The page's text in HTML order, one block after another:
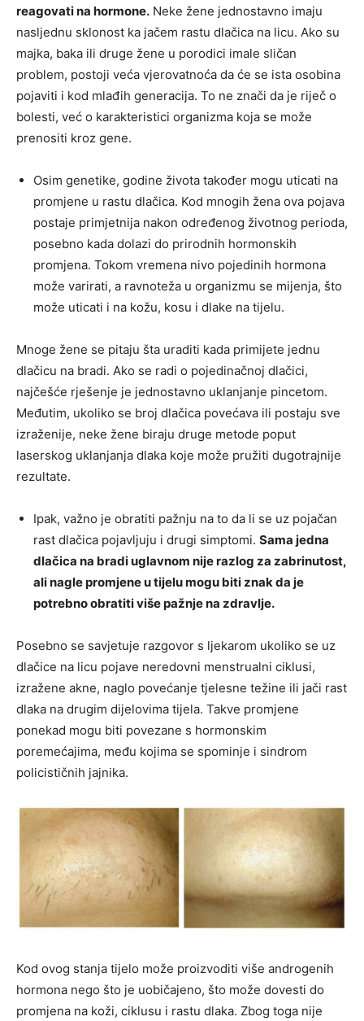
reagovati na hormone. Neke žene jednostavno imaju
nasljednu sklonost ka jačem rastu dlačica na licu. Ako su
majka, baka ili druge žene u porodici imale sličan
problem, postoji veća vjerovatnoća da će se ista osobina
pojaviti i kod mlađih generacija. To ne znači da je riječ o
bolesti, već o karakteristici organizma koja se može
prenositi kroz gene.
Osim genetike, godine života također mogu uticati na
promjene u rastu dlačica. Kod mnogih žena ova pojava
postaje primjetnija nakon određenog životnog perioda,
posebno kada dolazi do prirodnih hormonskih
promjena. Tokom vremena nivo pojedinih hormona
može varirati, a ravnoteža u organizmu se mijenja, što
može uticati i na kožu, kosu i dlake na tijelu.
Mnoge žene se pitaju šta uraditi kada primijete jednu
dlačicu na bradi. Ako se radi o pojedinačnoj dlačici,
najčešće rješenje je jednostavno uklanjanje pincetom.
Međutim, ukoliko se broj dlačica povećava ili postaju sve
izraženije, neke žene biraju druge metode poput
laserskog uklanjanja dlaka koje može pružiti dugotrajnije
rezultate.
Ipak, važno je obratiti pažnju na to da li se uz pojačan
rast dlačica pojavljuju i drugi simptomi. Sama jedna
dlačica na bradi uglavnom nije razlog za zabrinutost,
ali nagle promjene u tijelu mogu biti znak da je
potrebno obratiti više pažnje na zdravlje.
Posebno se savjetuje razgovor s ljekarom ukoliko se uz
dlačice na licu pojave neredovni menstrualni ciklusi,
izražene akne, naglo povećanje tjelesne težine ili jači rast
dlaka na drugim dijelovima tijela. Takve promjene
ponekad mogu biti povezane s hormonskim
poremećajima, među kojima se spominje i sindrom
policističnih jajnika.
Kod ovog stanja tijelo može proizvoditi više androgenih
hormona nego što je uobičajeno, što može dovesti do
promjena na koži, ciklusu i rastu dlaka. Zbog toga nije